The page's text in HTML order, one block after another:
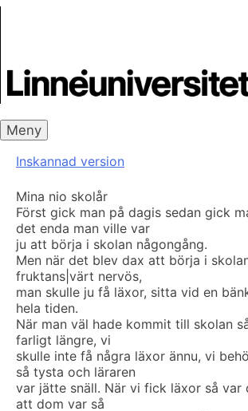
Meny
Inskannad version
Mina nio skolår
Först gick man på dagis sedan gick
det enda man ville var
ju att börja i skolan någongång.
Men när det blev dax att börja i
fruktans|värt nervös,
man skulle ju få läxor, sitta vid en
hela tiden.
När man väl hade kommit till skolan
farligt längre, vi
skulle inte få några läxor ännu, vi
så tysta och läraren
var jätte snäll. När vi fick läxor så
att dom var så